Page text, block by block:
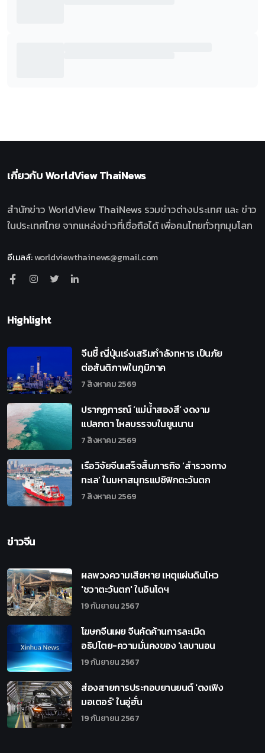
เกี่ยวกับWorldView ThaiNews
สำนักข่าว WorldView ThaiNews รวมข่าวต่างประเทศ และ ข่าว
ในประเทศไทย จากแหล่งข่าวที่เชื่อถือได้ เพื่อคนไทยทั่วทุกมุมโลก
อีเมลล์:worldviewthainews@gmail.com
Highlight
จีนชี้ ญี่ปุ่นเร่งเสริมกำลังทหาร เป็นภัย
ต่อสันติภาพในภูมิภาค
7 สิงหาคม 2569
ปรากฏการณ์ ‘แม่น้ำสองสี’ งดงาม
แปลกตา ไหลบรรจบในยูนนาน
7 สิงหาคม 2569
เรือวิจัยจีนเสร็จสิ้นภารกิจ ‘สำรวจทาง
ทะเล’ ในมหาสมุทรแปซิฟิกตะวันตก
7 สิงหาคม 2569
ข่าวจีน
ผลพวงความเสียหาย เหตุแผ่นดินไหว
'ชวาตะวันตก' ในอินโดฯ
19 กันยายน 2567
โฆษกจีนเผย จีนคัดค้านการละเมิด
อธิปไตย-ความมั่นคงของ 'เลบานอน
19 กันยายน 2567
ส่องสายการประกอบยานยนต์ 'ตงเฟิง
มอเตอร์' ในอู่ฮั่น
19 กันยายน 2567